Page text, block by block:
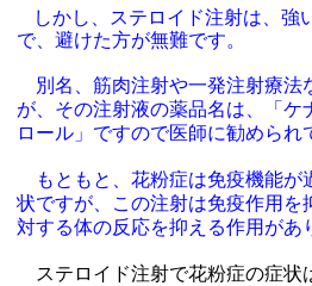
しかし、ステロイド注射は、強
で、避けた方が無難です。
別名、筋肉注射や一発注射療法
が、その注射液の薬品名は、「ケ
ロール」ですので医師に勧められ
もともと、花粉症は免疫機能が
状ですが、この注射は免疫作用を
対する体の反応を抑える作用があ
ステロイド注射で花粉症の症状